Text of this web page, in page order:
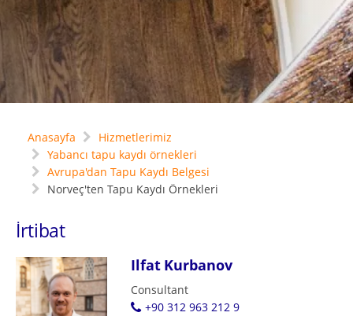
Anasayfa
Hizmetlerimiz
Yabancı tapu kaydı örnekleri
Avrupa'dan Tapu Kaydı Belgesi
Norveç'ten Tapu Kaydı Örnekleri
İrtibat
Ilfat Kurbanov
Consultant
+90 312 963 212 9